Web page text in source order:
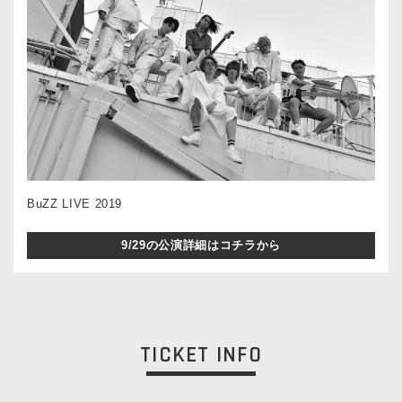
BuZZ LIVE 2019
9/29の公演詳細はコチラから
TICKET INFO